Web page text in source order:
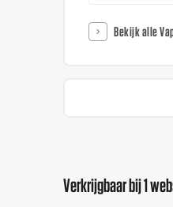
Bekijk alle
Verkrijgbaar bij 1